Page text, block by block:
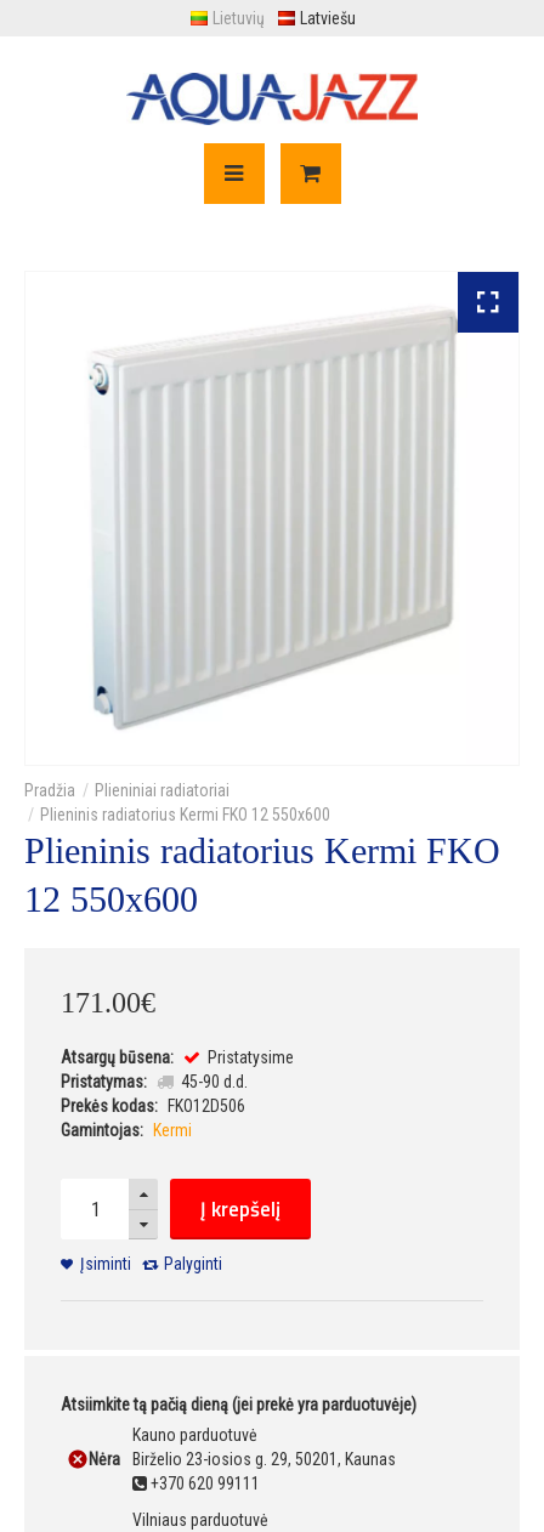
Lietuvių Latviešu
Plieniniai radiatoriai
Plieninis radiatorius Kermi FKO 12 550x600
Plieninis radiatorius Kermi FKO
12 550x600
171.00€
Atsargų būsena:
Pristatysime
Pristatymas:
45-90 d.d.
Prekės kodas:
FKO12D506
Gamintojas:
Kermi
Į krepšelį
Įsiminti Palyginti
Atsiimkite tą pačią dieną (jei prekė yra parduotuvėje)
Nėra
Kauno parduotuvė
Birželio 23-iosios g. 29, 50201, Kaunas
+370 620 99111
Vilniaus parduotuvė